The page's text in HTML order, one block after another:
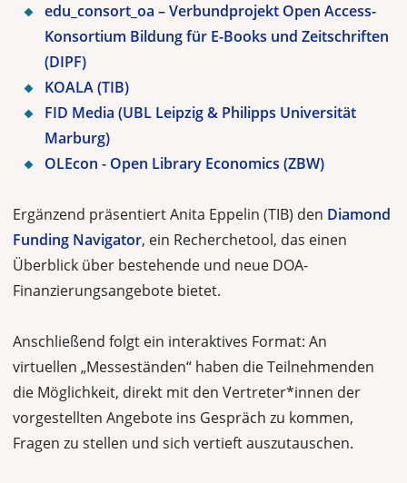
edu_consort_oa – Verbundprojekt Open Access-
Konsortium Bildung für E-Books und Zeitschriften
(DIPF)
KOALA (TIB)
FID Media (UBL Leipzig & Philipps Universität
Marburg)
OLEcon - Open Library Economics (ZBW)
Ergänzend präsentiert Anita Eppelin (TIB) den Diamond
Funding Navigator, ein Recherchetool, das einen
Überblick über bestehende und neue DOA-
Finanzierungsangebote bietet.
Anschließend folgt ein interaktives Format: An
virtuellen „Messeständen“ haben die Teilnehmenden
die Möglichkeit, direkt mit den Vertreter*innen der
vorgestellten Angebote ins Gespräch zu kommen,
Fragen zu stellen und sich vertieft auszutauschen.